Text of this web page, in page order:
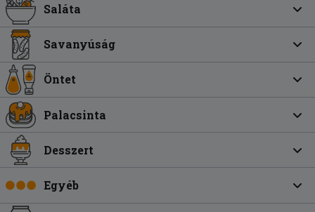
Saláta
Savanyúság
Öntet
Palacsinta
Desszert
Egyéb